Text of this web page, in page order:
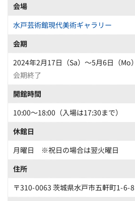
会場
水戸芸術館現代美術ギャラリー
会期
2024年2月17日（Sa）〜5月6日（Mo）
会期終了
開館時間
10:00〜18:00（入場は17:30まで）
休館日
月曜日 ※祝日の場合は翌火曜日
住所
〒310-0063 茨城県水戸市五軒町1-6-8